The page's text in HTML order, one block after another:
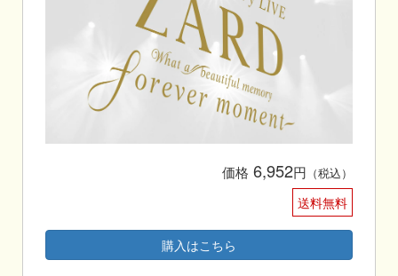
価格 6,952円 （税込）
送料無料
購入はこちら